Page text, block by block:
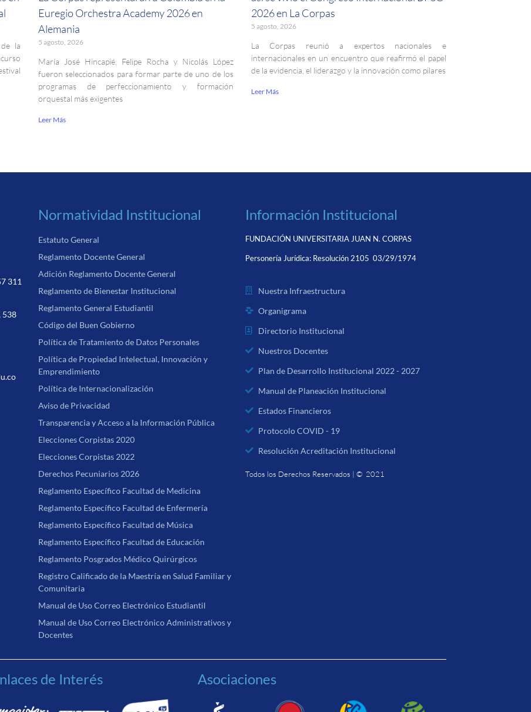
la
Euregio Orchestra Academy 2026 en
Alemania
5 agosto, 2026
María José Hincapié, Felipe Rocha y Nicolás López
fueron seleccionados para formar parte de uno de los
programas de perfeccionamiento y formación
orquestal más exigentes
Leer Más
2026 en La Corpas
5 agosto, 2026
La Corpas reunió a expertos nacionales e
internacionales en un encuentro que reafirmó el papel
de la evidencia, el liderazgo y la innovación como pilares
Leer Más
311
538
Normatividad Institucional
Estatuto General
Reglamento Docente General
Adición Reglamento Docente General
Reglamento de Bienestar Institucional
Reglamento General Estudiantil
Código del Buen Gobierno
Política de Tratamiento de Datos Personales
Política de Propiedad Intelectual, Innovación y
Emprendimiento
Política de Internacionalización
Aviso de Privacidad
Transparencia y Acceso a la Información Pública
Elecciones Corpistas 2020
Elecciones Corpistas 2022
Derechos Pecuniarios 2026
Reglamento Específico Facultad de Medicina
Reglamento Específico Facultad de Enfermería
Reglamento Específico Facultad de Música
Reglamento Específico Facultad de Educación
Reglamento Posgrados Médico Quirúrgicos
Registro Calificado de la Maestría en Salud Familiar y
Comunitaria
Manual de Uso Correo Electrónico Estudiantil
Manual de Uso Correo Electrónico Administrativos y
Docentes
Información Institucional
FUNDACIÓN UNIVERSITARIA JUAN N. CORPAS
Personería Jurídica: Resolución 2105 03/29/1974
Nuestra Infraestructura
Organigrama
Directorio Institucional
Nuestros Docentes
Plan de Desarrollo Institucional 2022 - 2027
Manual de Planeación Institucional
Estados Financieros
Protocolo COVID - 19
Resolución Acreditación Institucional
Todos los Derechos Reservados | © 2021
de Interés Asociaciones